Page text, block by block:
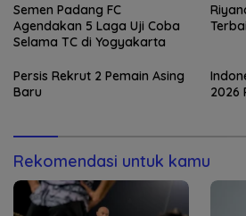
Semen Padang FC
Agendakan 5 Laga Uji Coba
Selama TC di Yogyakarta
Persis Rekrut 2 Pemain Asing
Baru
2026
Rekomendasi untuk kamu